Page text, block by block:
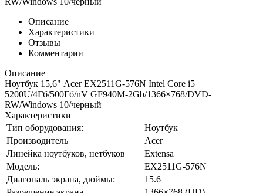
Описание
Характеристики
Отзывы
Комментарии
Описание
Ноутбук 15,6" Acer EX2511G-576N Intel Core i5
5200U/4Гб/500Гб/nV GF940M-2Gb/1366×768/DVD-
RW/Windows 10/черный
Характеристики
Тип оборудования:
Ноутбук
Производитель
Acer
Линейка ноутбуков, нетбуков
Extensa
Модель:
EX2511G-576N
Диагональ экрана, дюймы:
15.6